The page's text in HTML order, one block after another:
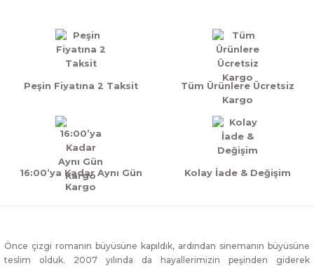
Peşin Fiyatına 2 Taksit
Tüm Ürünlere Ücretsiz
Kargo
16:00’ya Kadar Aynı Gün
Kargo
Kolay İade & Değişim
Önce çizgi romanın büyüsüne kapıldık, ardından sinemanın büyüsüne
teslim olduk. 2007 yılında da hayallerimizin peşinden giderek